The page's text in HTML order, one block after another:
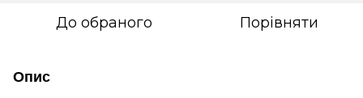
До обраного Порівняти
Опис